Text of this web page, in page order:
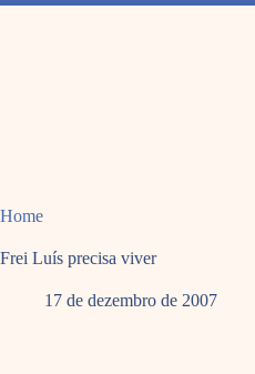
Pular
Home
Frei Luís precisa viver
17 de dezembro de 2007